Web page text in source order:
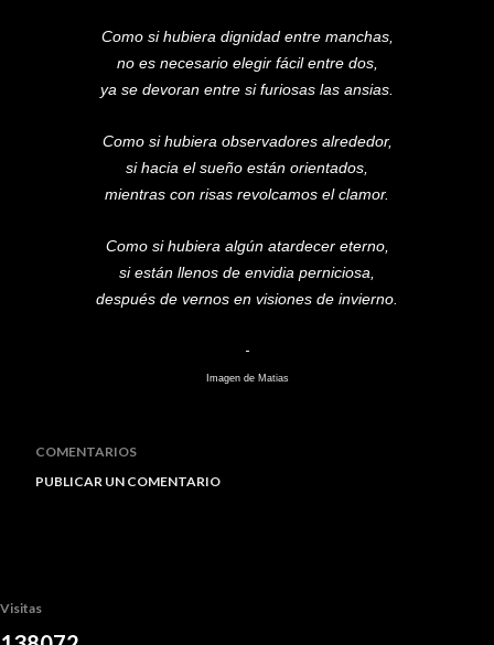
Como si hubiera dignidad entre manchas,
no es necesario elegir fácil entre dos,
ya se devoran entre si furiosas las ansias.
Como si hubiera observadores alrededor,
si hacia el sueño están orientados,
mientras con risas revolcamos el clamor.
Como si hubiera algún atardecer eterno,
si están llenos de envidia perniciosa,
después de vernos en visiones de invierno.
-
Imagen de Matias
COMENTARIOS
PUBLICAR UN COMENTARIO
Visitas